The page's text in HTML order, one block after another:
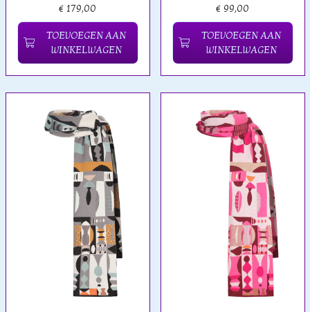
€ 179,00
TOEVOEGEN AAN
WINKELWAGEN
€ 99,00
TOEVOEGEN AAN
WINKELWAGEN